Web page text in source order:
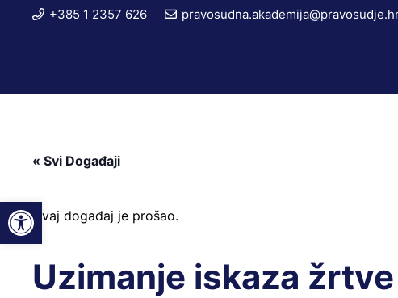
+385 1 2357 626
« Svi Događaji
Ovaj događaj je prošao.
Uzimanje iskaza
Open toolbar